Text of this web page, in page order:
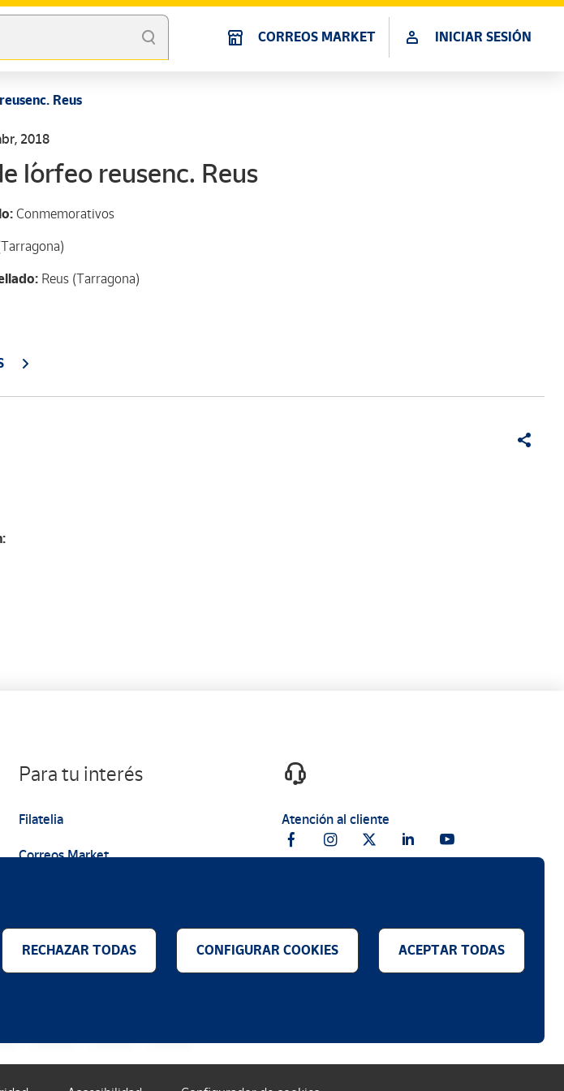
CORREOS MARKET INICIAR SESIÓN
Reus
2018
l´orfeo reusenc. Reus
Conmemorativos
Reus (Tarragona)
Para tu interés
Filatelia
Correos Market
Atención al cliente
RECHAZAR TODAS CONFIGURAR COOKIES ACEPTAR TODAS